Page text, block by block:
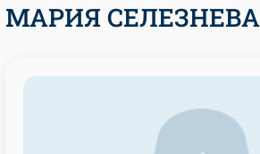
МАРИЯ СЕЛЕЗНЕВА